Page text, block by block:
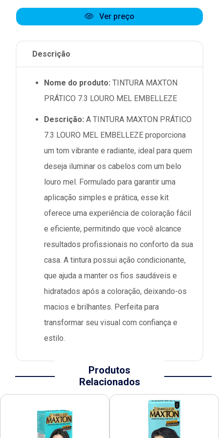
Ver preço
Descrição
Nome do produto: TINTURA MAXTON
PRÁTICO 7.3 LOURO MEL EMBELLEZE
Descrição: A TINTURA MAXTON PRÁTICO
7.3 LOURO MEL EMBELLEZE proporciona
um tom vibrante e radiante, ideal para quem
deseja iluminar os cabelos com um belo
louro mel. Formulado para garantir uma
aplicação simples e prática, esse kit
oferece uma experiência de coloração fácil
e eficiente, permitindo que você alcance
resultados profissionais no conforto da sua
casa. A tintura possui ação condicionante,
que ajuda a manter os fios saudáveis e
hidratados após a coloração, deixando-os
macios e brilhantes. Perfeita para
transformar seu visual com confiança e
estilo.
Produtos
Relacionados